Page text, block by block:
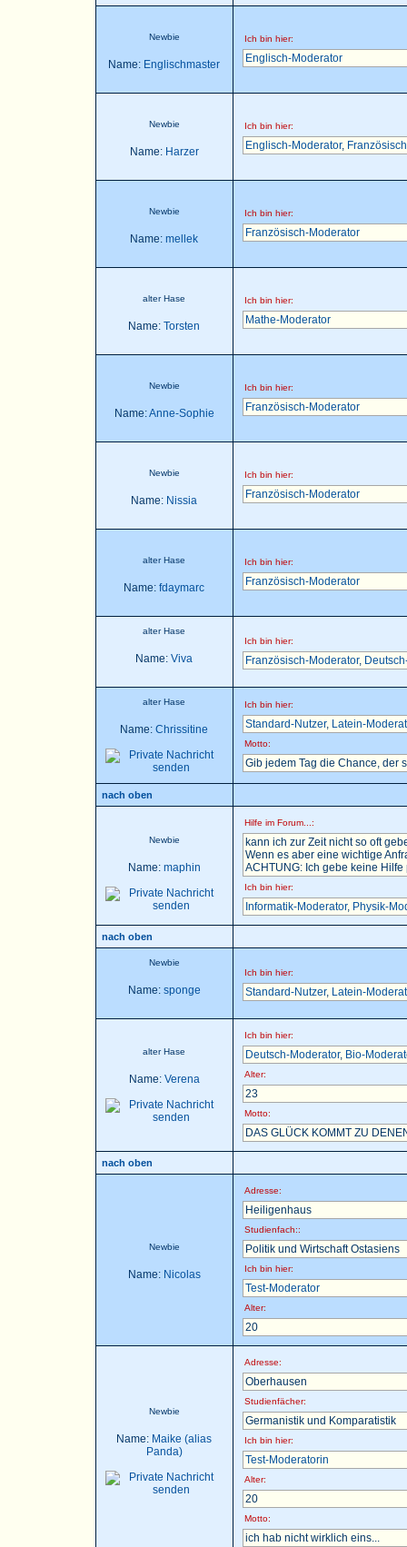
Newbie
Name: Englischmaster
Ich bin hier:
Englisch-Moderator
Newbie
Name: Harzer
Ich bin hier:
Englisch-Moderator,
Newbie
Name: mellek
Ich bin hier:
Französisch-Moderator
alter Hase
Name: Torsten
Ich bin hier:
Mathe-Moderator
Newbie
Name:Anne-Sophie
Ich bin hier:
Französisch-Moderator
Newbie
Name: Nissia
Ich bin hier:
Französisch-Moderator
alter Hase
Name: fdaymarc
Ich bin hier:
Französisch-Moderator
alter Hase
Name: Viva
Ich bin hier:
Französisch-Moderator,
alter Hase
Name: Chrissitine
Ich bin hier:
Standard-Nutzer, Latein-
Motto:
Gib jedem Tag die Chance, der
nach oben
Newbie
Name: maphin
Hilfe im Forum...:
kann ich zur Zeit nicht so oft
Wenn es aber eine wichtige
ACHTUNG: Ich gebe keine
Ich bin hier:
Informatik-Moderator, Physik-
nach oben
Newbie
Name: sponge
Ich bin hier:
Standard-Nutzer, Latein-
alter Hase
Name: Verena
Ich bin hier:
Deutsch-Moderator, Bio-
Alter:
23
Motto:
DAS GLÜCK KOMMT ZU
nach oben
Newbie
Name: Nicolas
Adresse:
Heiligenhaus
Studienfach::
Politik und Wirtschaft Ostasiens
Ich bin hier:
Test-Moderator
Alter:
20
Newbie
Name: Maike (alias
Panda)
Adresse:
Oberhausen
Studienfächer:
Germanistik und Komparatistik
Ich bin hier:
Test-Moderatorin
Alter:
20
Motto:
ich hab nicht wirklich eins...